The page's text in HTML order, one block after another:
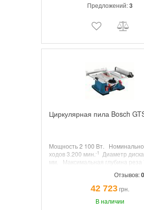
Предложений:3
Циркулярная пила Bosch
Мощность2 100 Вт.
ходов3.200 мин. -1 Диаметр диска
мм. Максимальная глубина реза
Отзывов:0
42 723грн.
В наличии